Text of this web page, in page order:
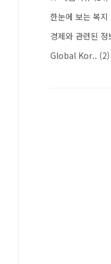
한눈에 보는 복지
경제와 관련된 정
Global Kor.. (2)